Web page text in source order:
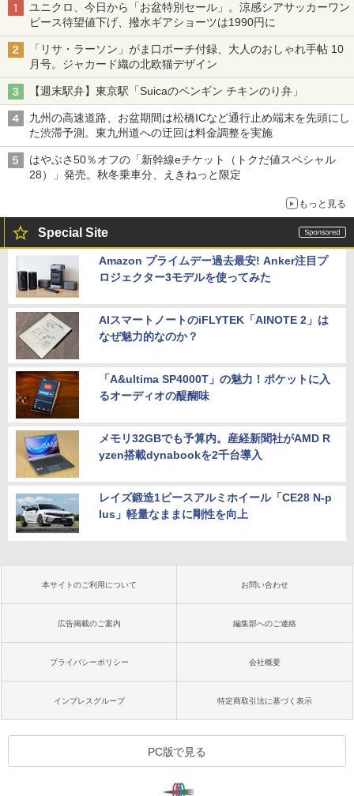
ユニクロ、今日から「お盆特別セール」。涼感シアサッカーワン
ピース待望値下げ、撥水ギアショーツは1990円に
「リサ・ラーソン」がま口ポーチ付録、大人のおしゃれ手帖 10
月号。ジャカード織の北欧猫デザイン
【週末駅弁】東京駅「Suicaのペンギン チキンのり弁」
九州の高速道路、お盆期間は松橋ICなど通行止め端末を先頭にし
た渋滞予測。東九州道への迂回は料金調整を実施
はやぶさ50％オフの「新幹線eチケット（トクだ値スペシャル
28）」発売。秋冬乗車分、えきねっと限定
もっと見る
Special Site
Amazon プライムデー過去最安! Anker注目プ
ロジェクター3モデルを使ってみた
AIスマートノートのiFLYTEK「AINOTE 2」は
なぜ魅力的なのか？
「A&ultima SP4000T」の魅力！ポケットに入
るオーディオの醍醐味
メモリ32GBでも予算内。産経新聞社がAMD R
yzen搭載dynabookを2千台導入
レイズ鍛造1ピースアルミホイール「CE28 N-p
lus」軽量なままに剛性を向上
本サイトのご利用について お問い合わせ
広告掲載のご案内 編集部へのご連絡
プライバシーポリシー 会社概要
インプレスグループ 特定商取引法に基づく表示
PC版で見る